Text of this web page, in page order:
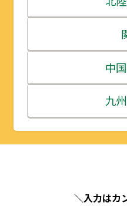
神
中
九
＼入力はカ